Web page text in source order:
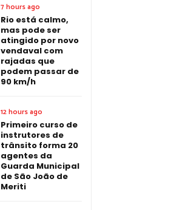
7 hours ago
Rio está calmo,
mas pode ser
atingido por novo
vendaval com
rajadas que
podem passar de
90 km/h
12 hours ago
Primeiro curso de
instrutores de
trânsito forma 20
agentes da
Guarda Municipal
de São João de
Meriti